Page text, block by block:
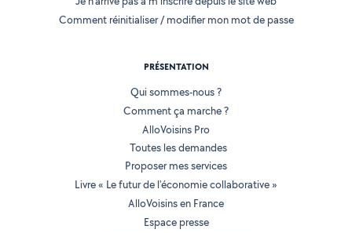
Comment réinitialiser / modifier mon mot de passe
PRÉSENTATION
Qui sommes-nous ?
Comment ça marche ?
AlloVoisins Pro
Toutes les demandes
Proposer mes services
Livre « Le futur de l'économie collaborative »
AlloVoisins en France
Espace presse